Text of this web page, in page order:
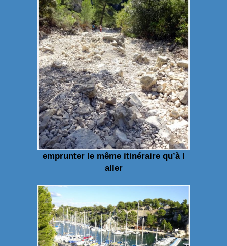
emprunter le même itinéraire qu’à l
aller